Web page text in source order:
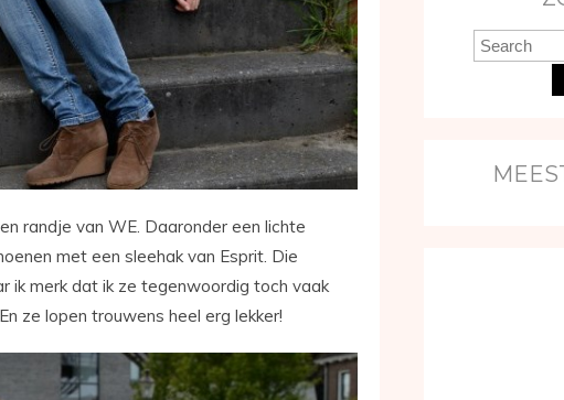
randje van WE. Daaronder een lichte
met een sleehak van Esprit. Die
ik merk dat ik ze tegenwoordig toch vaak
ze lopen trouwens heel erg lekker!